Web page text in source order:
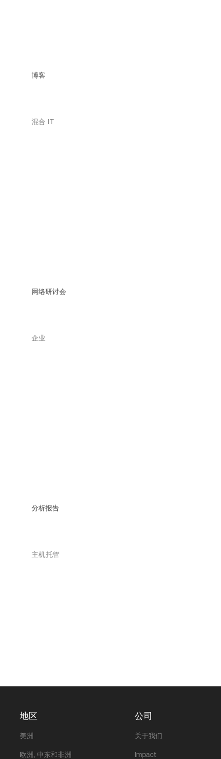
博客
混合 IT
网络研讨会
企业
分析报告
主机托管
地区
美洲
欧洲, 中东和非洲
公司
关于我们
Impact